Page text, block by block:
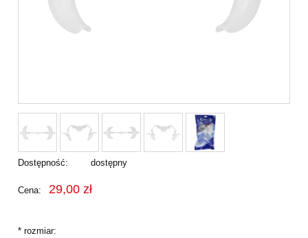
Dostępność: dostępny
Cena: 29,00 zł
* rozmiar: